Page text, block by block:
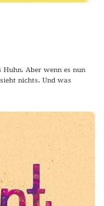
Aber wenn es nun
nichts. Und was